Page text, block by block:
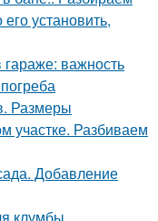
установить,
важность
Размеры
участке. Разбиваем
Добавление